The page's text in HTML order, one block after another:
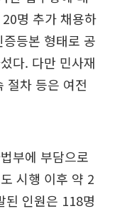
명 추가 채용하
등본 형태로 공
다. 다만 민사재
절차 등은 여전
부에 부담으로
시행 이후 약 2
된 인원은 118명